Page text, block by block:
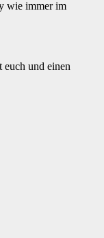
wie immer im
euch und einen